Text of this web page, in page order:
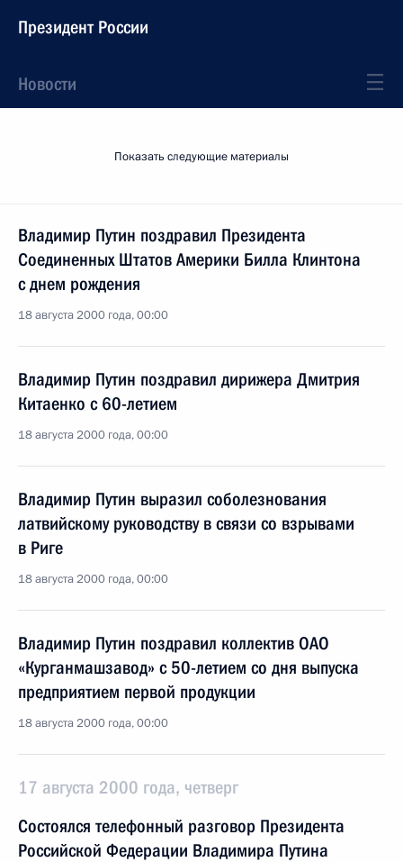
Президент России
Новости
Показать следующие материалы
Владимир Путин поздравил Президента
Соединенных Штатов Америки Билла Клинтона
с днем рождения
18 августа 2000 года, 00:00
Владимир Путин поздравил дирижера Дмитрия
Китаенко с 60-летием
18 августа 2000 года, 00:00
Владимир Путин выразил соболезнования
латвийскому руководству в связи со взрывами
в Риге
18 августа 2000 года, 00:00
Владимир Путин поздравил коллектив ОАО
«Курганмашзавод» с 50-летием со дня выпуска
предприятием первой продукции
18 августа 2000 года, 00:00
17 августа 2000 года, четверг
Состоялся телефонный разговор Президента
Российской Федерации Владимира Путина